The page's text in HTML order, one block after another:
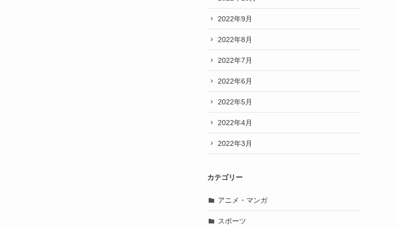
2022年9月
2022年8月
2022年7月
2022年6月
2022年5月
2022年4月
2022年3月
カテゴリー
アニメ・マンガ
スポーツ